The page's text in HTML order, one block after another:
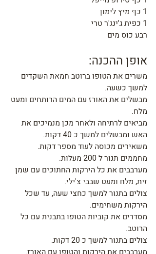
1 כף מיץ לימון
1 כפית ג'ינג'ר טרי
רבע כוס מים
אופן ההכנה:
משרים את הטופו ברוטב חמאת השקדים
למשך כשעה.
מבשלים את האורז עם המים הרותחים ומעט
מלח.
מביאים לרתיחה ולאחר מכן מנמיכים את
האש ומבשלים למשך כ 40 דקות.
משאירים מכוסה לעוד מספר דקות.
מחממים תנור ל 200 מעלות.
מערבבים את כל הירקות החתוכים עם שמן
זית, מלח ומעט שבבי צ'ילי.
צולים בתנור למשך כחצי שעה, עד שכל
הירקות משחימים.
מסדרים את קוביות הטופו בתבנית עם כל
הרוטב.
צולים בתנור למשך כ 20 דקות.